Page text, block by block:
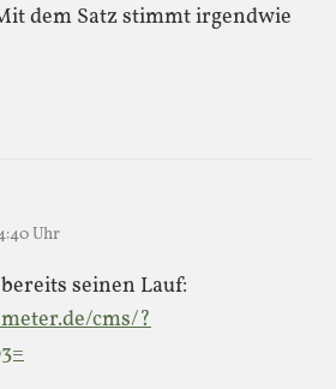
dem Satz stimmt irgendwie
Uhr
seinen Lauf:
cms/?